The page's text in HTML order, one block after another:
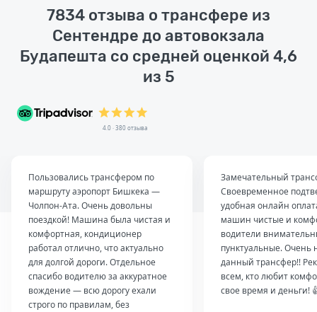
7834 отзыва о трансфере из
Сентендре до автовокзала
Будапешта со средней оценкой 4,6
из 5
4.0 · 380 отзыва
Пользовались трансфером по
маршруту аэропорт Бишкека —
Чолпон-Ата. Очень довольны
поездкой! Машина была чистая и
комфортная, кондиционер
работал отлично, что актуально
для долгой дороги. Отдельное
спасибо водителю за аккуратное
вождение — всю дорогу ехали
строго по правилам, без
Замечательный
Своевременное
удобная онлайн
машин чистые и
водители
пунктуальные. Очень
данный трансфер!!
всем, кто любит
свое время и деньги!